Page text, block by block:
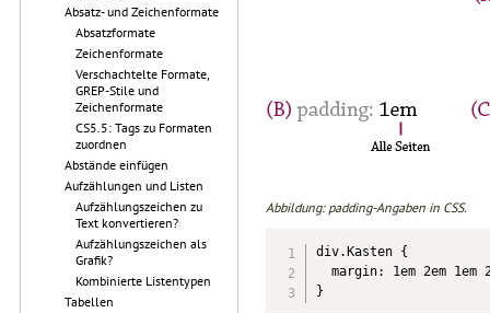
Absatz- und Zeichenformate
Absatzformate
Zeichenformate
Verschachtelte Formate,
GREP-Stile und
Zeichenformate
CS5.5: Tags zu Formaten
zuordnen
Abstände einfügen
Aufzählungen und Listen
Aufzählungszeichen zu
Text konvertieren?
Aufzählungszeichen als
Grafik?
Kombinierte Listentypen
Tabellen
Abbildung: padding-Angaben in CSS.
div.Kasten {
margin: 1em 2em 1em
}